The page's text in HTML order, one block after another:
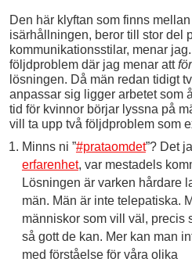
Den här klyftan som finns
isärhållningen, beror till stor del
kommunikationsstilar, menar
följdproblem där jag menar att
lösningen. Då män redan tidigt
anpassar sig ligger arbetet som
tid för kvinnor börjar lyssna på
vill ta upp två följdproblem som
Minns ni ”#prataomdet”? Det
erfarenhet, var mestadels
Lösningen är varken hårdare
män. Män är inte telepatiska.
människor som vill väl, precis
så gott de kan. Mer kan man
med förståelse för våra olika